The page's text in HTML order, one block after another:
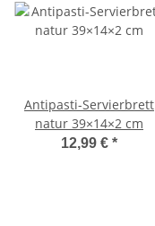
Antipasti-Servierbrett
natur 39×14×2 cm
12,99 € *